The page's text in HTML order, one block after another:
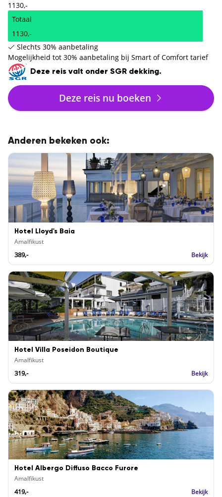
1130,-
Totaal
1130,-
Slechts 30% aanbetaling
Mogelijkheid tot 30% aanbetaling bij Smart of Comfort tarief
Deze reis valt onder SGR dekking.
Deze reis nu boeken
Anderen bekeken ook:
Hotel Lloyd's Baia
Amalfikust
389,- Bekijk
Hotel Villa Poseidon Boutique
Amalfikust
319,- Bekijk
Hotel Albergo Diffuso Bacco Furore
Amalfikust
419,- Bekijk